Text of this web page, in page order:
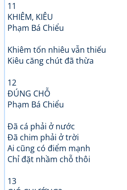
11
KHIÊM, KIÊU
Phạm Bá Chiểu
Khiêm tốn nhiêu vẫn thiếu
Kiêu căng chút đã thừa
12
ĐÚNG CHỖ
Phạm Bá Chiểu
Đã cá phải ở nước
Đã chim phải ở trời
Ai cũng có điểm mạnh
Chỉ đặt nhầm chỗ thôi
13